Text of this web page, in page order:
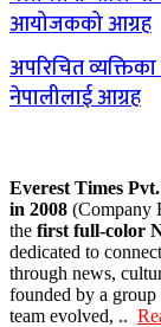
आयोजकको आग्रह
अपरिचित
नेपालीलाई आग्रह
Everest Times
in 2008 (Company
the first full-color
dedicated to
through news,
founded by a
team evolved, ..